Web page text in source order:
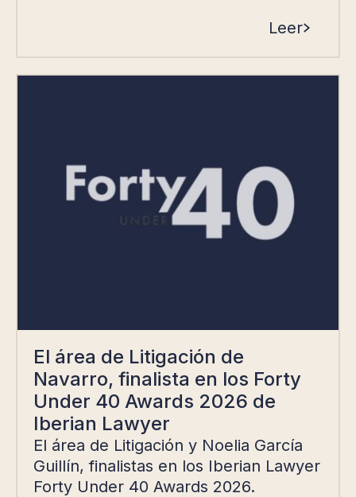
Leer
El área de Litigación de
Navarro, finalista en los Forty
Under 40 Awards 2026 de
Iberian Lawyer
El área de Litigación y Noelia García
Guillín, finalistas en los Iberian Lawyer
Forty Under 40 Awards 2026.